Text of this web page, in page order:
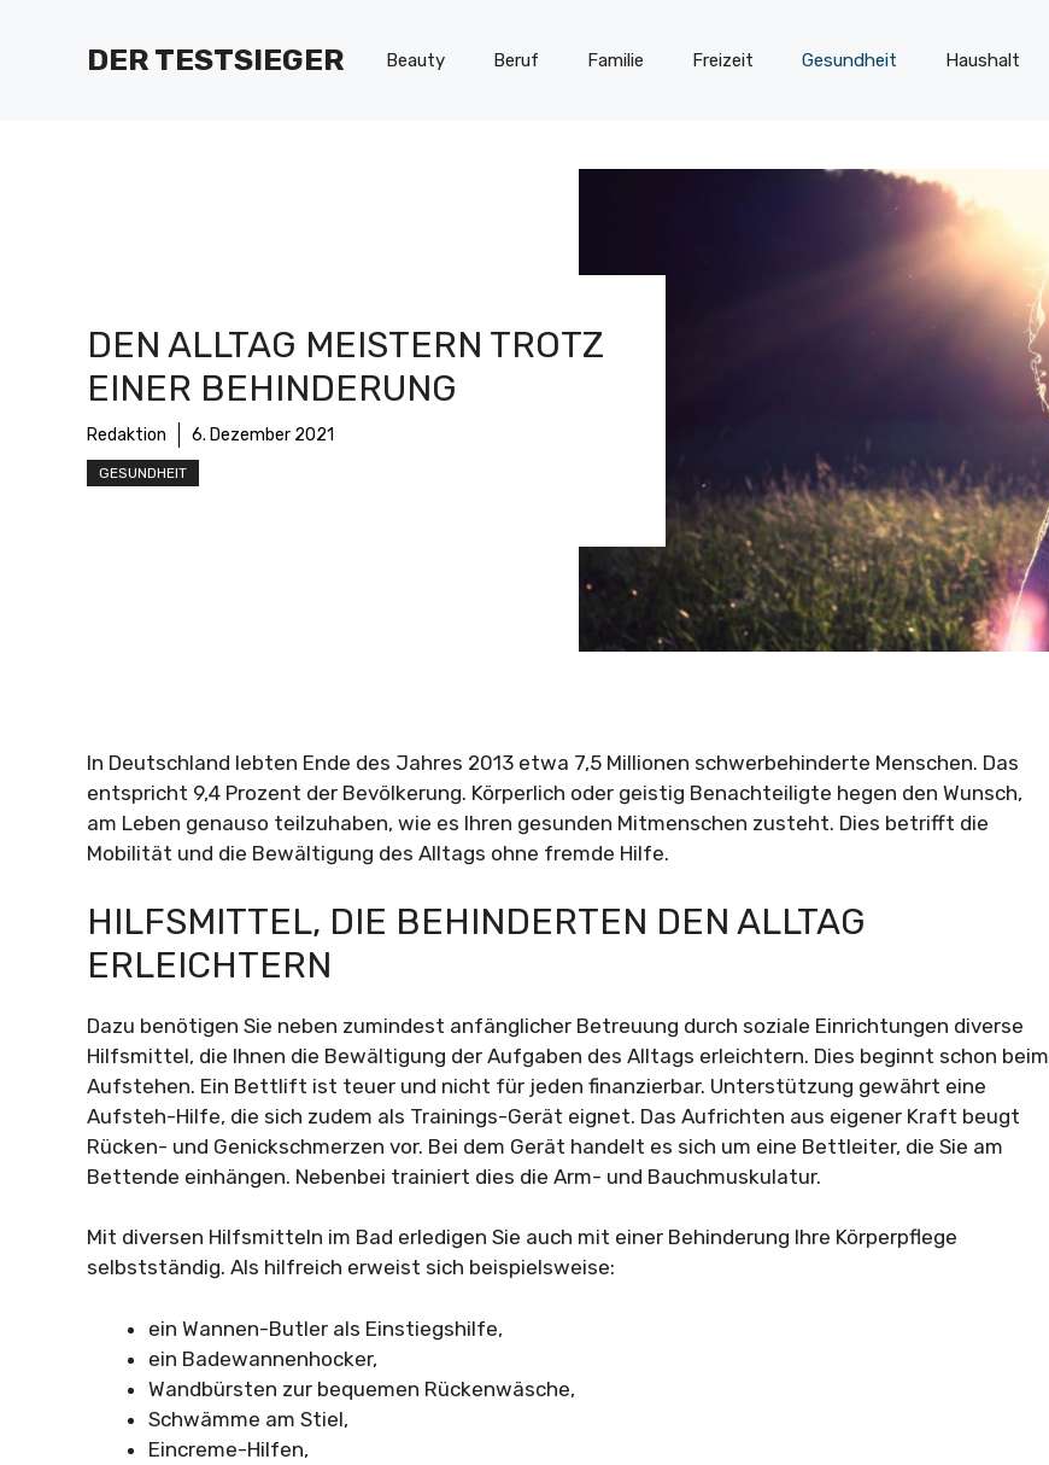
DER TESTSIEGER Beauty Beruf Familie Freizeit Gesundheit Haushalt
DEN ALLTAG MEISTERN TROTZ
EINER BEHINDERUNG
Redaktion 6. Dezember 2021
GESUNDHEIT
In Deutschland lebten Ende des Jahres 2013 etwa 7,5 Millionen schwerbehinderte Menschen. Das
entspricht 9,4 Prozent der Bevölkerung. Körperlich oder geistig Benachteiligte hegen den Wunsch,
am Leben genauso teilzuhaben, wie es Ihren gesunden Mitmenschen zusteht. Dies betrifft die
Mobilität und die Bewältigung des Alltags ohne fremde Hilfe.
HILFSMITTEL, DIE BEHINDERTEN DEN ALLTAG
ERLEICHTERN
Dazu benötigen Sie neben zumindest anfänglicher Betreuung durch soziale Einrichtungen diverse
Hilfsmittel, die Ihnen die Bewältigung der Aufgaben des Alltags erleichtern. Dies beginnt schon beim
Aufstehen. Ein Bettlift ist teuer und nicht für jeden finanzierbar. Unterstützung gewährt eine
Aufsteh-Hilfe, die sich zudem als Trainings-Gerät eignet. Das Aufrichten aus eigener Kraft beugt
Rücken- und Genickschmerzen vor. Bei dem Gerät handelt es sich um eine Bettleiter, die Sie am
Bettende einhängen. Nebenbei trainiert dies die Arm- und Bauchmuskulatur.
Mit diversen Hilfsmitteln im Bad erledigen Sie auch mit einer Behinderung Ihre Körperpflege
selbstständig. Als hilfreich erweist sich beispielsweise:
ein Wannen-Butler als Einstiegshilfe,
ein Badewannenhocker,
Wandbürsten zur bequemen Rückenwäsche,
Schwämme am Stiel,
Eincreme-Hilfen,